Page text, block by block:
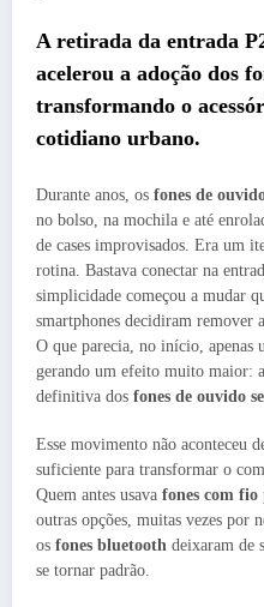
A retirada da entrada
acelerou a adoção dos
transformando o
cotidiano urbano.
Durante anos, os fones de
no bolso, na mochila e até
de cases improvisados. Era um
rotina. Bastava conectar na
simplicidade começou a mudar
smartphones decidiram remover
O que parecia, no início, apenas
gerando um efeito muito maior:
definitiva dos fones de ouvido
Esse movimento não aconteceu
suficiente para transformar o
Quem antes usava fones com fio
outras opções, muitas vezes por
os fones bluetooth deixaram de
se tornar padrão.